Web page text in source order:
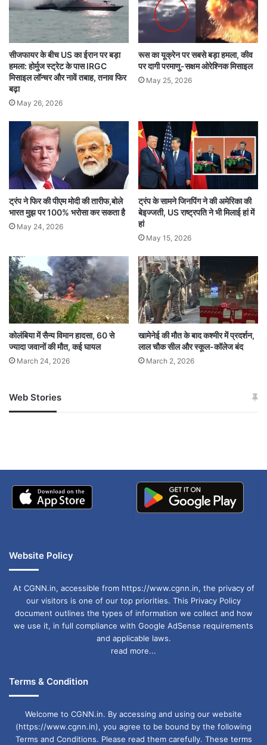
छोड़ने देश रद्द वीजा
सीजफायर के बीच US का ईरान पर बड़ा
हमला: होर्मुज स्ट्रेट के पास IRGC
मिसाइल लॉन्चर और नावें तबाह, तनाव फिर
बढ़ा
May 26, 2026
रूस का यूक्रेन पर सबसे बड़ा हमला, कीव
पर दागी परमाणु-सक्षम ओरेश्निक मिसाइल
May 25, 2026
ट्रंप ने फिर की पीएम मोदी की तारीफ,बोले
भारत मुझ पर 100% भरोसा कर सकता है
May 24, 2026
ट्रंप के सामने जिनपिंग ने की अमेरिका की
बेइज्जती, US राष्ट्रपति ने भी मिलाई हां में
हां
May 15, 2026
कोलंबिया में सैन्य विमान हादसा, 60 से
ज्यादा जवानों की मौत, कई घायल
March 24, 2026
खामेनेई की मौत के बाद कश्मीर में प्रदर्शन,
लाल चौक सील और स्कूल-कॉलेज बंद
March 2, 2026
Web Stories
जम्मू-कश्मीर में बारिश से
अपडेट
खाई में धक्का… आरोपियों ने
Website Policy
At CGNN.in, accessible from https://www.cgnn.in, the privacy of
our visitors is one of our top priorities. This Privacy Policy
document outlines the types of information we collect and how
we use it, in full compliance with Google AdSense requirements
and applicable laws.
read more...
Terms & Condition
Welcome to CGNN.in. By accessing and using our website
(https://www.cgnn.in), you agree to be bound by the following
Terms and Conditions. Please read them carefully. These terms